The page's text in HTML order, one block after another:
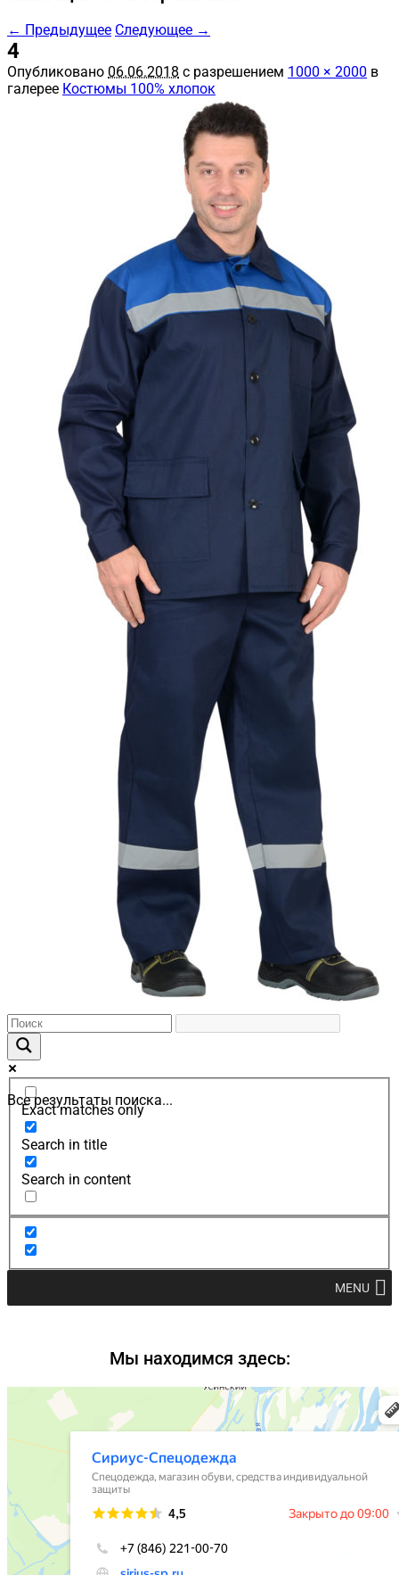
← Предыдущее Следующее →
4
Опубликовано 06.06.2018 с разрешением 1000 × 2000 в
галерее Костюмы 100% хлопок
Все результаты поиска...
Exact matches only
Search in title
Search in content
MENU
Мы находимся здесь: